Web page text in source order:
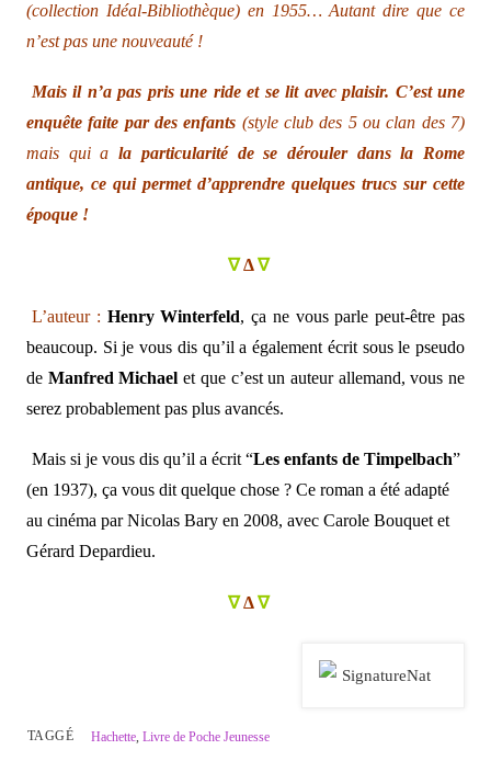
(collection Idéal-Bibliothèque) en 1955… Autant dire que ce
n’est pas une nouveauté !
Mais il n’a pas pris une ride et se lit avec plaisir. C’est une
enquête faite par des enfants (style club des 5 ou clan des 7)
mais qui a la particularité de se dérouler dans la Rome
antique, ce qui permet d’apprendre quelques trucs sur cette
époque !
∇Δ∇
L’auteur : Henry Winterfeld, ça ne vous parle peut-être pas
beaucoup. Si je vous dis qu’il a également écrit sous le pseudo
de Manfred Michael et que c’est un auteur allemand, vous ne
serez probablement pas plus avancés.
Mais si je vous dis qu’il a écrit “Les enfants de Timpelbach”
(en 1937), ça vous dit quelque chose ? Ce roman a été adapté
au cinéma par Nicolas Bary en 2008, avec Carole Bouquet et
Gérard Depardieu.
∇Δ∇
TAGGÉ Hachette,Livre de Poche Jeunesse